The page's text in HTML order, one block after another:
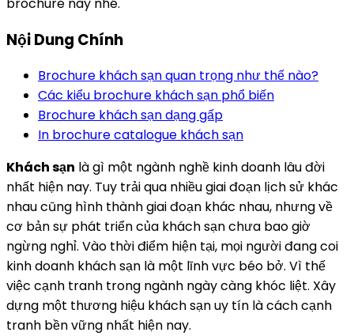
Nội Dung Chính
Brochure khách sạn quan trọng như thế nào?
Các kiểu brochure khách sạn phổ biến
Brochure khách sạn dạng gấp
In brochure catalogue khách sạn
Khách sạn là gì một ngành nghề kinh doanh lâu đời
nhất hiện nay. Tuy trải qua nhiều giai đoạn lịch sử khác
nhau cũng hình thành giai đoạn khác nhau, nhưng về
cơ bản sự phát triển của khách sạn chưa bao giờ
ngừng nghỉ. Vào thời điểm hiện tại, mọi người đang coi
kinh doanh khách sạn là một lĩnh vực béo bở. Vì thế
việc cạnh tranh trong ngành ngày càng khóc liệt. Xây
dựng một thương hiệu khách sạn uy tín là cách cạnh
tranh bền vững nhất hiện nay.